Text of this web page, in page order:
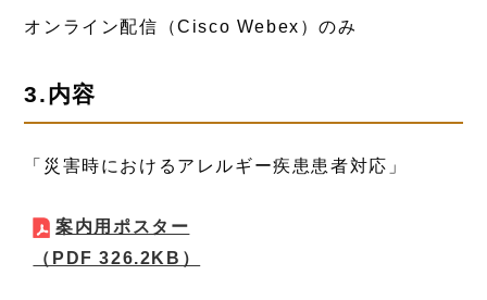
オンライン配信（Cisco Webex）のみ
3.内容
「災害時におけるアレルギー疾患患者対応」
案内用ポスター
（PDF 326.2KB）